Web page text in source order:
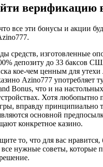
верификацию
все эти бонусы и акции
средств, изготовленные
депозиту до 33 баксов
кое-чем ценным для утехи
Azino777 употребляет
Bonus, что и на
Хотя любопытно
вправду принципиально
основной
конкретное казино.
то, что для вас нравится,
нужные советы, которые